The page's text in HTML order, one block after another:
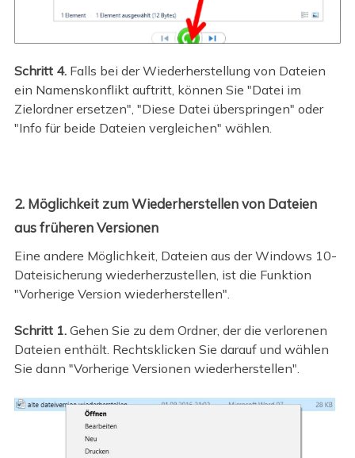
Schritt 4.Falls bei der Wiederherstellung von Dateien
ein Namenskonflikt auftritt, können Sie "Datei im
Zielordner ersetzen", "Diese Datei überspringen" oder
"Info für beide Dateien vergleichen" wählen.
2. Möglichkeit zum Wiederherstellen von Dateien
aus früheren Versionen
Eine andere Möglichkeit, Dateien aus der Windows 10-
Dateisicherung wiederherzustellen, ist die Funktion
"Vorherige Version wiederherstellen".
Schritt 1. Gehen Sie zu dem Ordner, der die verlorenen
Dateien enthält. Rechtsklicken Sie darauf und wählen
Sie dann "Vorherige Versionen wiederherstellen".